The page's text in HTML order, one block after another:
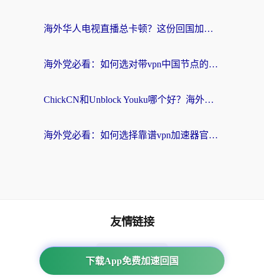
海外华人电视直播总卡顿？这份回国加速器选择指南帮你无缝看国内资源
海外党必看：如何选对带vpn中国节点的加速器？无缝访问国内资源全攻略
ChickCN和Unblock Youku哪个好？海外党亲测4款热门回国加速器，附避坑指南
海外党必看：如何选择靠谱vpn加速器官网？轻松解决国内APP地区限制
下载App免费加速回国
友情链接
海外回国加速器